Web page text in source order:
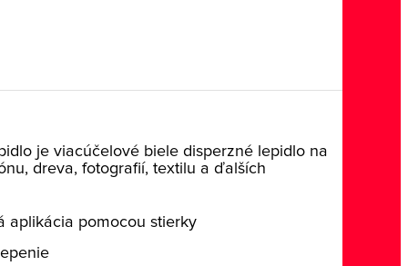
je viacúčelové biele disperzné lepidlo na
dreva, fotografií, textilu a ďalších
aplikácia pomocou stierky